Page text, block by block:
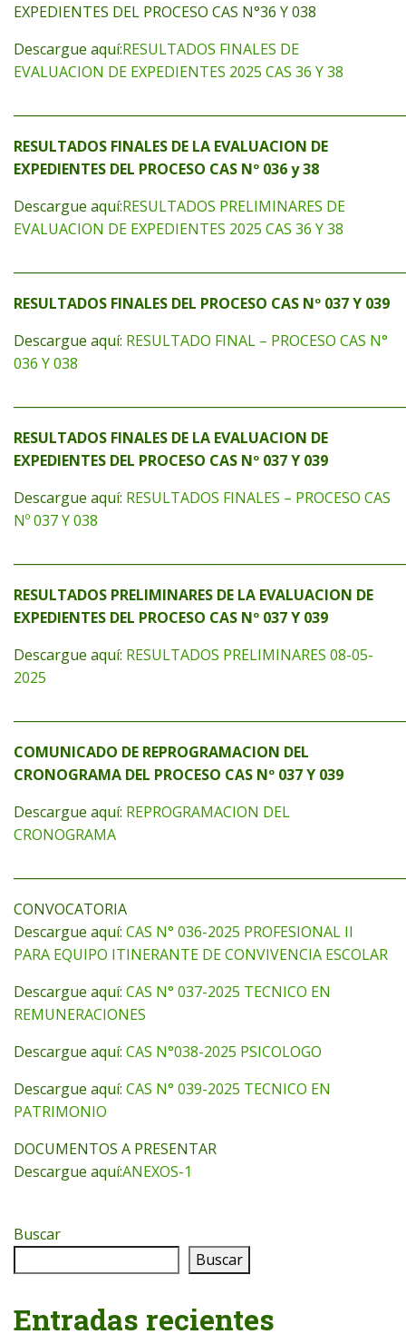
EXPEDIENTES DEL PROCESO CAS N°36 Y 038
Descargue aquí:RESULTADOS FINALES DE
EVALUACION DE EXPEDIENTES 2025 CAS 36 Y 38
RESULTADOS FINALES DE LA EVALUACION DE
EXPEDIENTES DEL PROCESO CAS Nº 036 y 38
Descargue aquí:RESULTADOS PRELIMINARES DE
EVALUACION DE EXPEDIENTES 2025 CAS 36 Y 38
RESULTADOS FINALES DEL PROCESO CAS Nº 037 Y 039
Descargue aquí: RESULTADO FINAL – PROCESO CAS N°
036 Y 038
RESULTADOS FINALES DE LA EVALUACION DE
EXPEDIENTES DEL PROCESO CAS Nº 037 Y 039
Descargue aquí: RESULTADOS FINALES – PROCESO CAS
Nº 037 Y 038
RESULTADOS PRELIMINARES DE LA EVALUACION DE
EXPEDIENTES DEL PROCESO CAS Nº 037 Y 039
Descargue aquí: RESULTADOS PRELIMINARES 08-05-
2025
COMUNICADO DE REPROGRAMACION DEL
CRONOGRAMA DEL PROCESO CAS Nº 037 Y 039
Descargue aquí: REPROGRAMACION DEL
CRONOGRAMA
CONVOCATORIA
Descargue aquí: CAS N° 036-2025 PROFESIONAL II
PARA EQUIPO ITINERANTE DE CONVIVENCIA ESCOLAR
Descargue aquí: CAS N° 037-2025 TECNICO EN
REMUNERACIONES
Descargue aquí: CAS N°038-2025 PSICOLOGO
Descargue aquí: CAS N° 039-2025 TECNICO EN
PATRIMONIO
DOCUMENTOS A PRESENTAR
Descargue aquí:ANEXOS-1
Buscar
Buscar
Entradas recientes